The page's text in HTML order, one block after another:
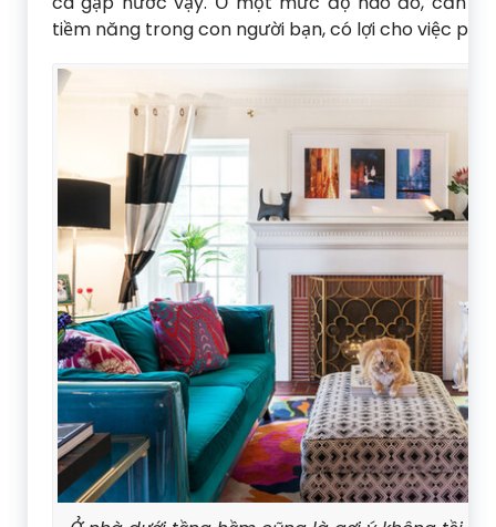
tiềm năng trong con người bạn, có lợi cho việc